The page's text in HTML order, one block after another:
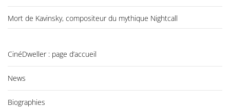
Mort de Kavinsky, compositeur du mythique Nightcall
CinéDweller : page d’accueil
News
Biographies